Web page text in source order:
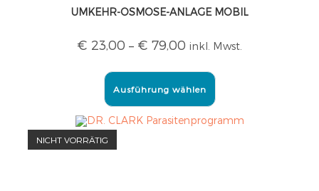
UMKEHR-OSMOSE-ANLAGE MOBIL
€ 23,00 – € 79,00 inkl. Mwst.
Ausführung wählen
NICHT VORRÄTIG